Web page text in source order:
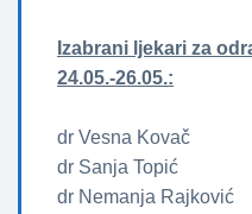
Izabrani ljekari za
24.05.-26.05.:
dr Vesna Kovač
dr Sanja Topić
dr Nemanja Rajković